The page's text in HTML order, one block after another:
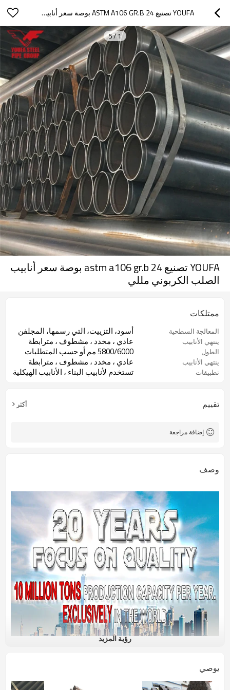
YOUFA تصنيع ASTM A106 GR.B 24 بوصة سعر أنابيب الصلب الكربوني مللي
1
/
5
YOUFA تصنيع astm a106 gr.b 24 بوصة سعر أنابيب
الصلب الكربوني مللي
ممتلكات
المعالجة السطحية أسود، التزييت، التي رسمها، المجلفن
ينتهي الأنابيب عادي ، مخدد ، مشطوف ، مترابطة
الطول 5800/6000 مم أو حسب المتطلبات
ينتهي الأنابيب عادي ، مخدد ، مشطوف ، مترابطة
تطبيقات تستخدم لأنابيب البناء ، الأنابيب الهيكلية
تقييم أكثر
إضافة مراجعة
وصف
رؤية المزيد
يوصي